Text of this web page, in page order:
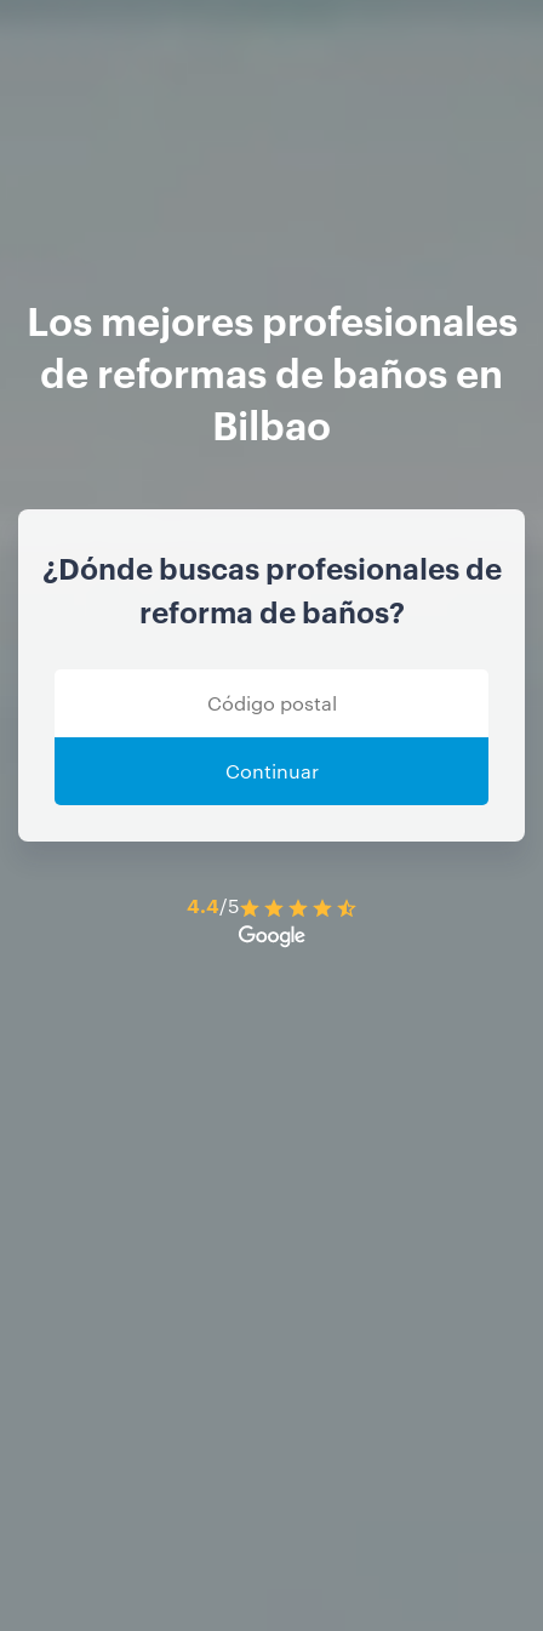
Los mejores profesionales
de reformas de baños en
Bilbao
¿Dónde buscas profesionales de
reforma de baños?
Continuar
4.4/5